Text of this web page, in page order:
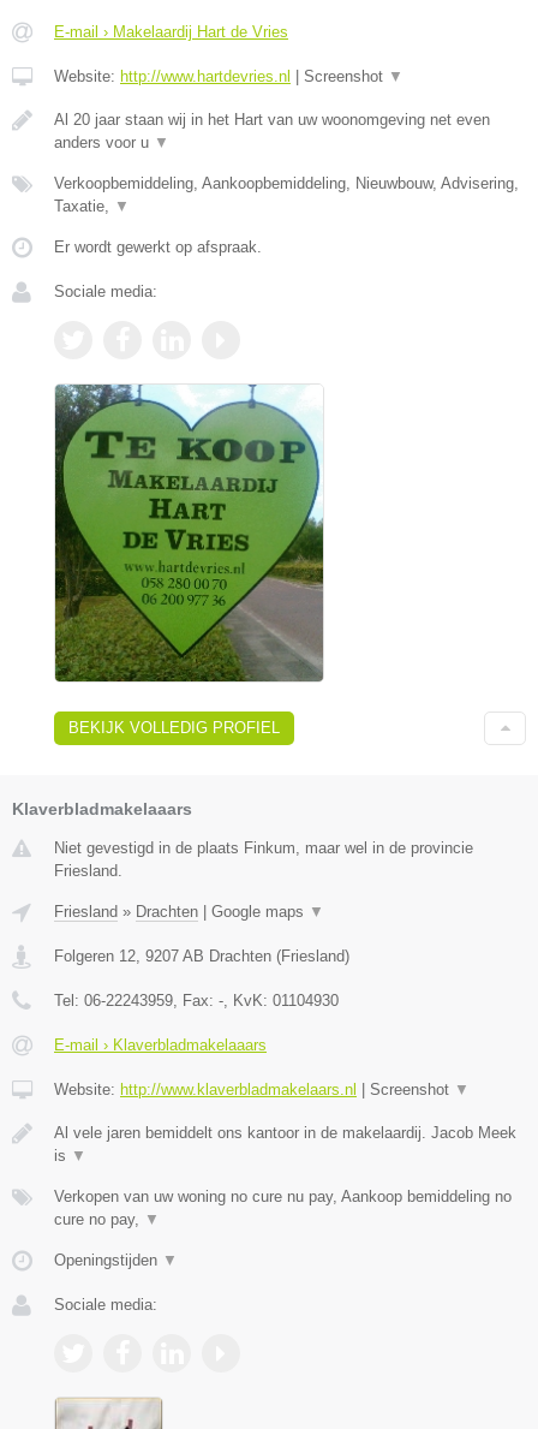
E-mail › Makelaardij Hart de Vries
Website: http://www.hartdevries.nl | Screenshot ▼
Al 20 jaar staan wij in het Hart van uw woonomgeving net even
anders voor u ▼
Verkoopbemiddeling, Aankoopbemiddeling, Nieuwbouw, Advisering,
Taxatie,
▼
Er wordt gewerkt op afspraak.
Sociale media:
BEKIJK VOLLEDIG PROFIEL
Klaverbladmakelaaars
Niet gevestigd in de plaats Finkum, maar wel in de provincie
Friesland.
Friesland » Drachten Google maps ▼
Folgeren 12, 9207 AB Drachten (Friesland)
Tel: 06-22243959, Fax: -, KvK: 01104930
E-mail › Klaverbladmakelaaars
Website: http://www.klaverbladmakelaars.nl Screenshot ▼
Al vele jaren bemiddelt ons kantoor in de makelaardij. Jacob Meek
is ▼
Verkopen van uw woning no cure nu pay, Aankoop bemiddeling no
cure no pay, ▼
Openingstijden ▼
Sociale media: